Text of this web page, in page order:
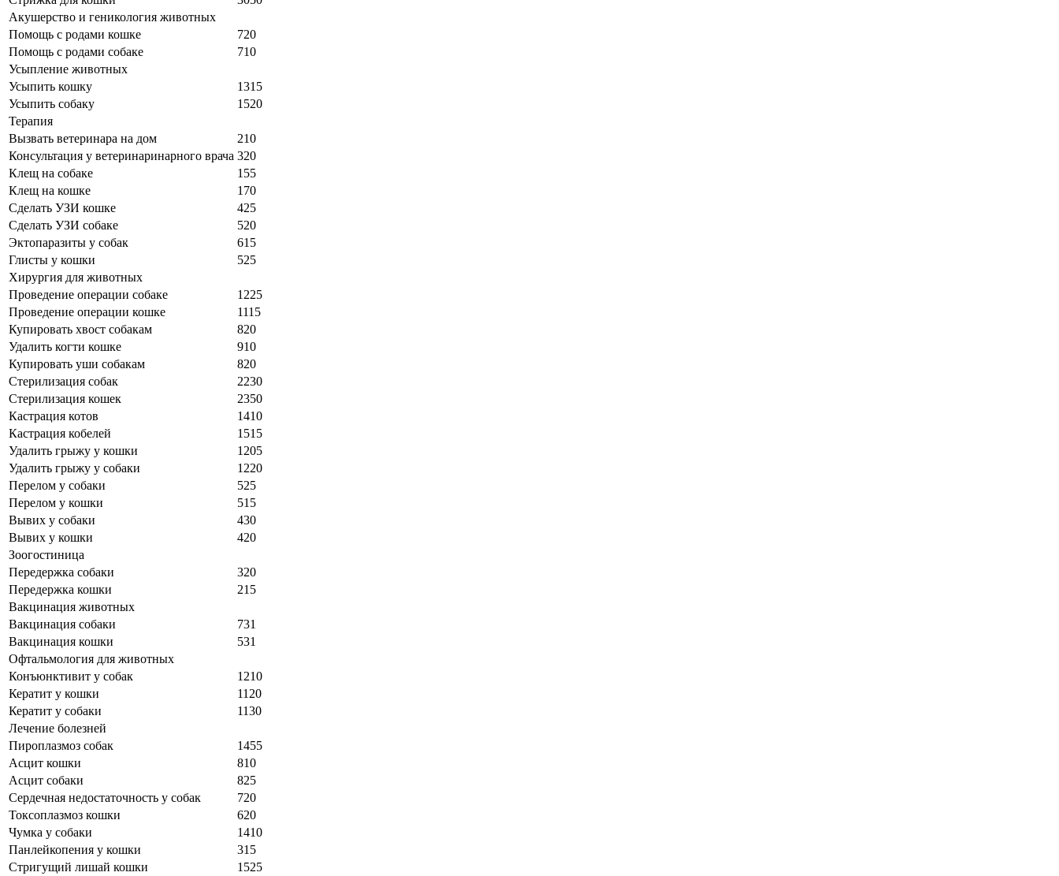
Акушерство и геникология животных
Помощь с родами кошке
720
Помощь с родами собаке
710
Усыпление животных
Усыпить кошку
1315
Усыпить собаку
1520
Терапия
Вызвать ветеринара на дом
210
Консультация у ветеринаринарного врача 320
Клещ на собаке
155
Клещ на кошке
170
Сделать УЗИ кошке
425
Сделать УЗИ собаке
520
Эктопаразиты у собак
615
Глисты у кошки
525
Хирургия для животных
Проведение операции собаке
1225
Проведение операции кошке
1115
Купировать хвост собакам
820
Удалить когти кошке
910
Купировать уши собакам
820
Стерилизация собак
2230
Стерилизация кошек
2350
Кастрация котов
1410
Кастрация кобелей
1515
Удалить грыжу у кошки
1205
Удалить грыжу у собаки
1220
Перелом у собаки
525
Перелом у кошки
515
Вывих у собаки
430
Вывих у кошки
420
Зоогостиница
Передержка собаки
320
Передержка кошки
215
Вакцинация животных
Вакцинация собаки
731
Вакцинация кошки
531
Офтальмология для животных
Конъюнктивит у собак
1210
Кератит у кошки
1120
Кератит у собаки
1130
Лечение болезней
Пироплазмоз собак
1455
Асцит кошки
810
Асцит собаки
825
Сердечная недостаточность у собак
720
Токсоплазмоз кошки
620
Чумка у собаки
1410
Панлейкопения у кошки
315
Стригущий лишай кошки
1525